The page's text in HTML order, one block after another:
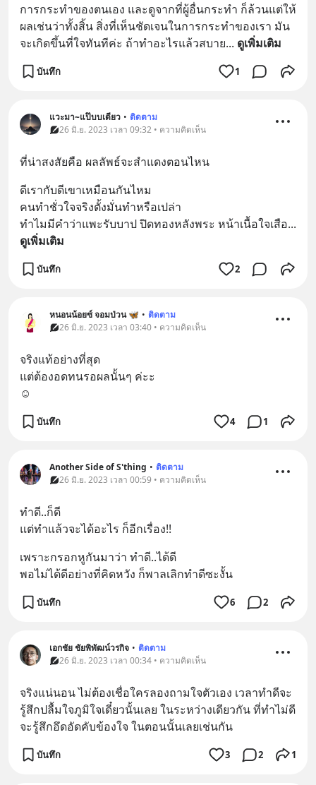
การกระทำของตนเอง และดูจากที่ผู้อื่นกระทำ ก็ล้วนแต่ให้
ผลเช่นว่าทั้งสิ้น สิ่งที่เห็นชัดเจนในการกระทำของเรา มัน
จะเกิดขึ้นที่ใจทันทีค่ะ ถ้าทำอะไรแล้วสบาย... ดูเพิ่มเติม
บันทึก 1
แวะมา~แป๊บบเดียว • ติดตาม
26 มิ.ย. 2023 เวลา 09:32 • ความคิดเห็น
ที่น่าสงสัยคือ ผลลัพธ์จะสำแดงตอนไหน
ดีเรากับดีเขาเหมือนกันไหม
คนทำชั่วใจจริงตั้งมั่นทำหรือเปล่า
ทำไมมีคำว่าแพะรับบาป ปิดทองหลังพระ หน้าเนื้อใจเสือ
ดูเพิ่มเติม
บันทึก 2
หนอนน้อยซ์ จอมป่วน 🦋 • ติดตาม
26 มิ.ย. 2023 เวลา 03:40 • ความคิดเห็น
จริงแท้อย่างที่สุด
แต่ต้องอดทนรอผลนั้นๆ ค่ะะ
☺️
บันทึก 4 1
Another Side of S'thing • ติดตาม
26 มิ.ย. 2023 เวลา 00:59 • ความคิดเห็น
ทำดี..ก็ดี
แต่ทำแล้วจะได้อะไร ก็อีกเรื่อง!!
เพราะกรอกหูกันมาว่า ทำดี..ได้ดี
พอไม่ได้ดีอย่างที่คิดหวัง ก็พาลเลิกทำดีซะงั้น
บันทึก 6 2
เอกชัย ชัยพิพัฒน์วรกิจ • ติดตาม
26 มิ.ย. 2023 เวลา 00:34 • ความคิดเห็น
จริงแน่นอน ไม่ต้องเชื่อใครลองถามใจตัวเอง เวลาทำดีจะ
รู้สึกปลื้มใจภูมิใจเดี๋ยวนั้นเลย ในระหว่างเดียวกัน ที่ทำไม่ดี
จะรู้สึกอึดอัดคับข้องใจ ในตอนนั้นเลยเช่นกัน
บันทึก 3 2 1